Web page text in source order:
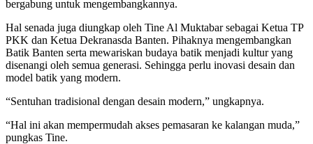
bergabung untuk mengembangkannya.
Hal senada juga diungkap oleh Tine Al Muktabar sebagai Ketua TP
PKK dan Ketua Dekranasda Banten. Pihaknya mengembangkan
Batik Banten serta mewariskan budaya batik menjadi kultur yang
disenangi oleh semua generasi. Sehingga perlu inovasi desain dan
model batik yang modern.
“Sentuhan tradisional dengan desain modern,” ungkapnya.
“Hal ini akan mempermudah akses pemasaran ke kalangan muda,”
pungkas Tine.